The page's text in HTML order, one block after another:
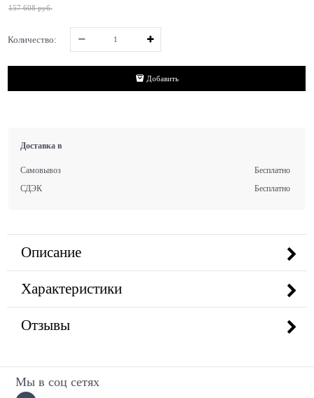
157 608 руб.
Количество:
Добавить
Доставка в
Самовывоз
Бесплатно
СДЭК
Бесплатно
Описание
Характеристики
Отзывы
Мы в соц сетях